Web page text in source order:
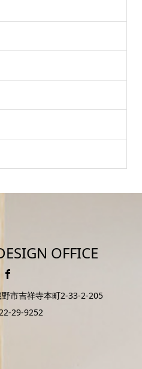
OFFICE
市吉祥寺本町2-33-2-205
29-9252